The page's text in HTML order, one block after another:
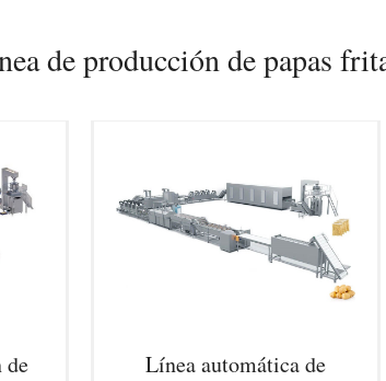
de producción de papas
de
Línea automática de